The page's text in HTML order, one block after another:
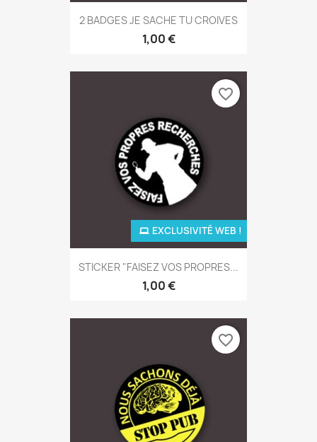
2 BADGES JE SACHE TU CROIVES
1,00 €
STICKER "FAISEZ VOS PROPRES...
1,00 €
EXCLUSIVITÉ WEB !
favorite_border
favorite_border